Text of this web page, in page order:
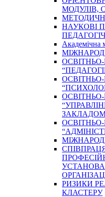
МОДУЛІВ,
НАУКОВІ
Академічна
РИЗИКИ
КЛАСТЕРУ